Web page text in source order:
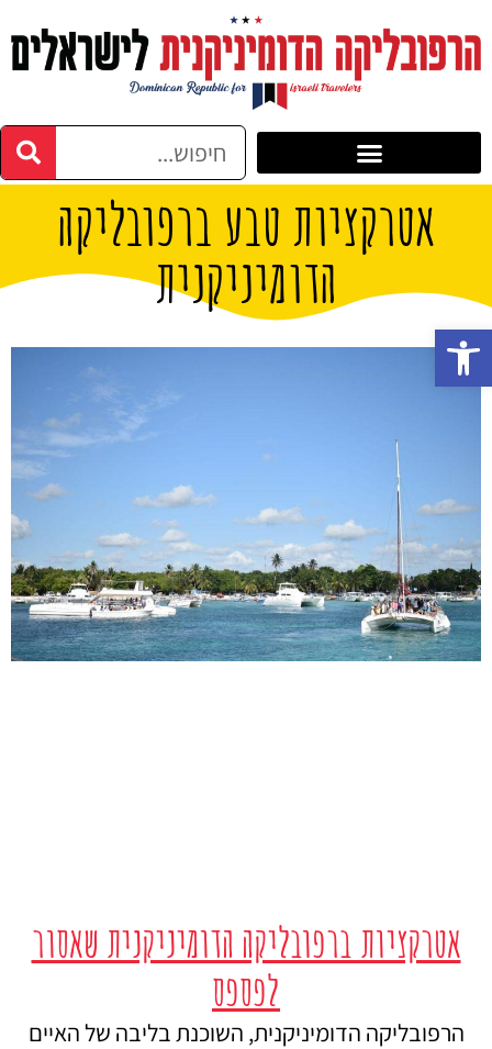
אטרקציות טבע ברפובליקה
הדומיניקנית
אטרקציות ברפובליקה הדומיניקנית שאסור
לפספס
הרפובליקה הדומיניקנית, השוכנת בליבה של האיים
פתח סרגל נגישות